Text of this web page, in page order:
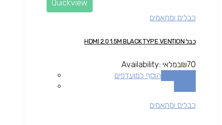
Quickview
כבלים ומתאמים
כבל HDMI 2.0 1.5M BLACK TYPE VENTION
₪70
Availability: במלאי
הוסף למועדפים
כבלים ומתאמים